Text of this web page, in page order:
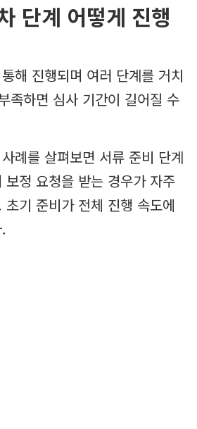
단계 어떻게 진행
해 진행되며 여러 단계를 거치
족하면 심사 기간이 길어질 수
례를 살펴보면 서류 준비 단계
보정 요청을 받는 경우가 자주
초기 준비가 전체 진행 속도에